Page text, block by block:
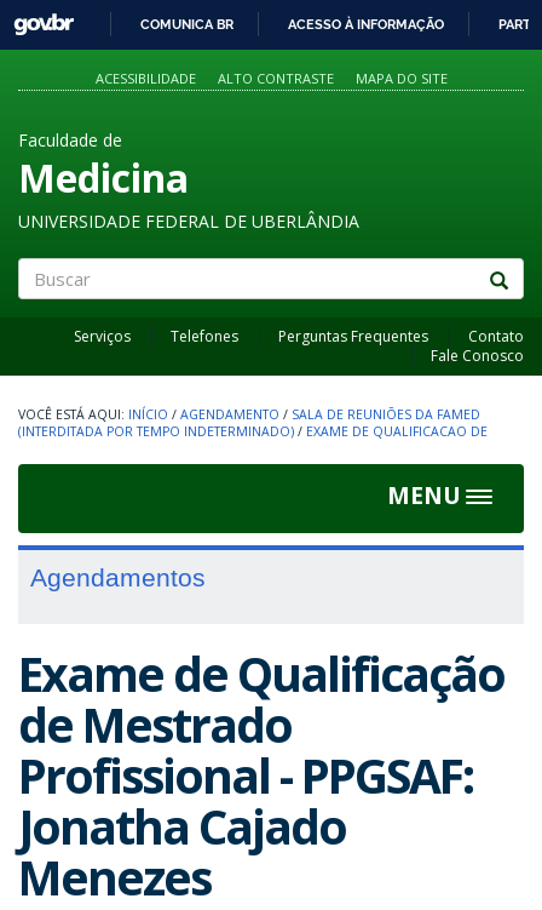
PARA
O
GOVBR
COMUNICA BR ACESSO À INFORMAÇÃO
ACESSIBILIDADE ALTO CONTRASTE MAPA DO SITE
Faculdade de
Medicina
UNIVERSIDADE FEDERAL DE UBERLÂNDIA
Serviços Telefones Perguntas Frequentes
Contato
Fale Conosco
INÍCIO / AGENDAMENTO / SALA DE REUNIÕES DA FAMED
(INTERDITADA POR TEMPO INDETERMINADO) / EXAME DE QUALIFICACAO DE
MENU
Toggle
Agendamentos
Exame de Qualificação
de Mestrado
Profissional - PPGSAF:
Jonatha Cajado
Menezes